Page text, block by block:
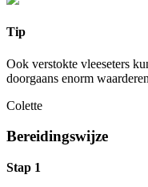
Tip
Ook verstokte vleeseters
doorgaans enorm
Colette
Bereidingswijze
Stap 1